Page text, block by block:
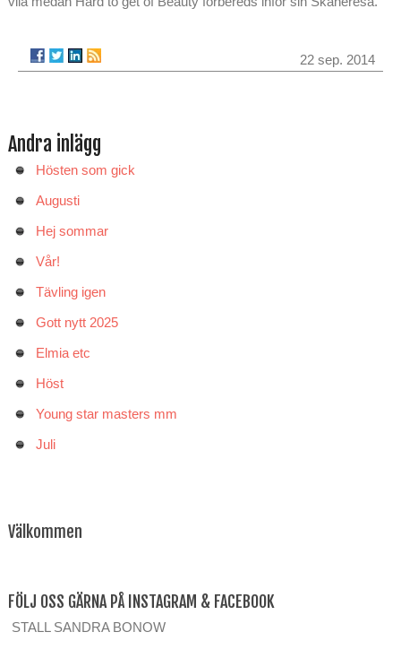
22 sep. 2014
Andra inlägg
Hösten som gick
Augusti
Hej sommar
Vår!
Tävling igen
Gott nytt 2025
Elmia etc
Höst
Young star masters mm
Juli
Välkommen
FÖLJ OSS GÄRNA PÅ INSTAGRAM & FACEBOOK
STALL SANDRA BONOW